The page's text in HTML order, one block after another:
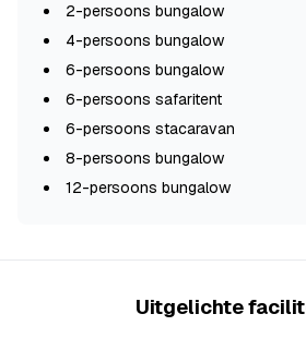
2-persoons bungalow
4-persoons bungalow
6-persoons bungalow
6-persoons safaritent
6-persoons stacaravan
8-persoons bungalow
12-persoons bungalow
Uitgelichte